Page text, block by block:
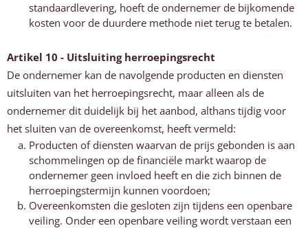
standaardlevering, hoeft de ondernemer de bijkomende
kosten voor de duurdere methode niet terug te betalen.
Artikel 10 - Uitsluiting herroepingsrecht
De ondernemer kan de navolgende producten en diensten
uitsluiten van het herroepingsrecht, maar alleen als de
ondernemer dit duidelijk bij het aanbod, althans tijdig voor
het sluiten van de overeenkomst, heeft vermeld:
Producten of diensten waarvan de prijs gebonden is aan
schommelingen op de financiële markt waarop de
ondernemer geen invloed heeft en die zich binnen de
herroepingstermijn kunnen voordoen;
Overeenkomsten die gesloten zijn tijdens een openbare
veiling. Onder een openbare veiling wordt verstaan een